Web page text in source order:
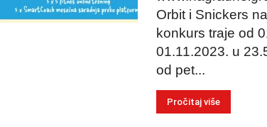
Orbit i Snickers
konkurs traje od
01.11.2023. u
od pet...
Pročitaj više